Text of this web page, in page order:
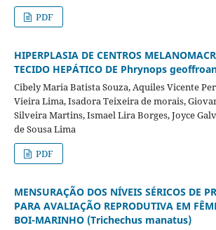
PDF
HIPERPLASIA DE CENTROS
TECIDO HEPÁTICO DE Phrynops
Cibely Maria Batista Souza, Aquiles Vicente
Vieira Lima, Isadora Teixeira de morais,
Silveira Martins, Ismael Lira Borges, Joyce
de Sousa Lima
PDF
MENSURAÇÃO DOS NÍVEIS SÉRICOS DE
PARA AVALIAÇÃO REPRODUTIVA EM
BOI-MARINHO (Trichechus manatus)